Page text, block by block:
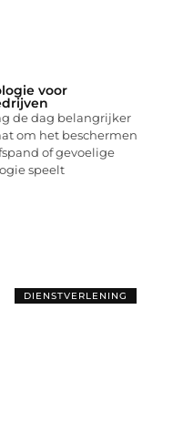
voor
de dag belangrijker
om het beschermen
of gevoelige
speelt
DIENSTVERLENING